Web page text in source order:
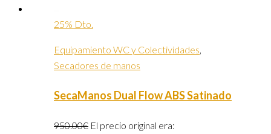
25% Dto.
Equipamiento WC y Colectividades,
Secadores de manos
SecaManos Dual Flow ABS Satinado
950.00€ El precio original era: